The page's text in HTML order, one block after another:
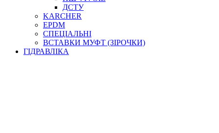
ФІЛЬТРИ ДЛЯ ПАЛЬНОГО
ПІДДОНИ ДЛЯ БОЧОК
МОДУЛЬНІ АЗС
МЕТРОЛОГІЧНЕ ОБЛАДНАННЯ
ЛІЧИЛЬНИКИ І ВИТРАТОМІРИ ДЛЯ ПАЛЬНОГО
КОТУШКИ ДЛЯ ШЛАНГІВ
ДСТУ
KARCHER
EPDM
СПЕЦІАЛЬНІ
ВСТАВКИ МУФТ (ЗІРОЧКИ)
ГІДРАВЛІКА